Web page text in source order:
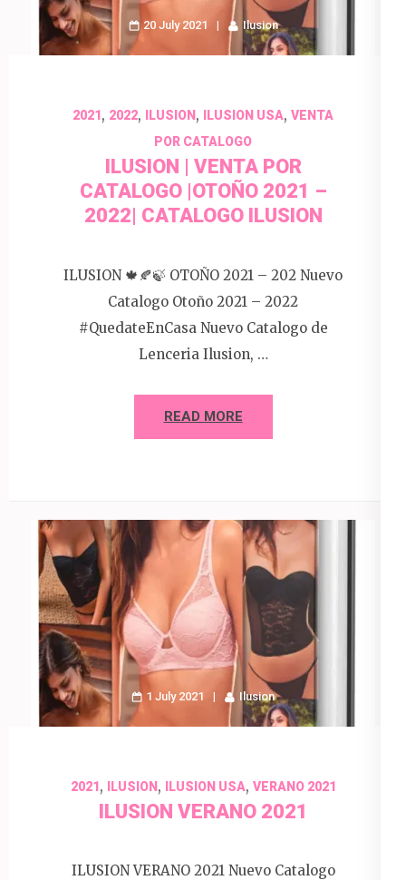
20 July 2021 Ilusion
2021, 2022, ILUSION , ILUSION USA, VENTA
POR CATALOGO
ILUSION | VENTA POR
CATALOGO |OTOÑO 2021 –
2022| CATALOGO ILUSION
ILUSION 🍁🍂🍃 OTOÑO 2021 – 202 Nuevo
Catalogo Otoño 2021 – 2022
#QuedateEnCasa Nuevo Catalogo de
Lenceria Ilusion, …
READ MORE
1 July 2021 Ilusion
2021, ILUSION, ILUSION USA, VERANO 2021
ILUSION VERANO 2021
ILUSION VERANO 2021 Nuevo Catalogo